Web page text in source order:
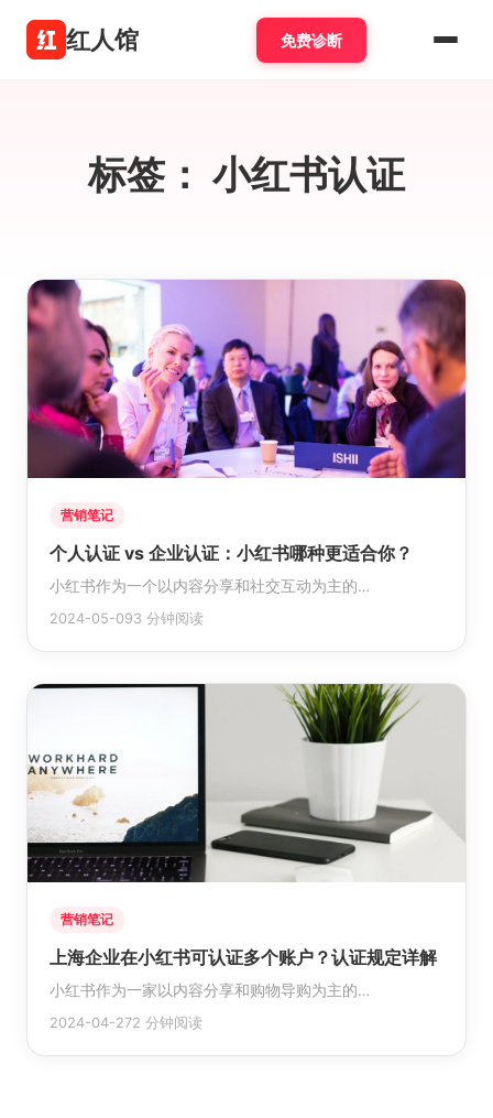
红人馆 免费诊断
标签： 小红书认证
营销笔记
个人认证 vs 企业认证：小红书哪种更适合你？
小红书作为一个以内容分享和社交互动为主的…
2024-05-093 分钟阅读
营销笔记
上海企业在小红书可认证多个账户？认证规定详解
小红书作为一家以内容分享和购物导购为主的…
2024-04-272 分钟阅读